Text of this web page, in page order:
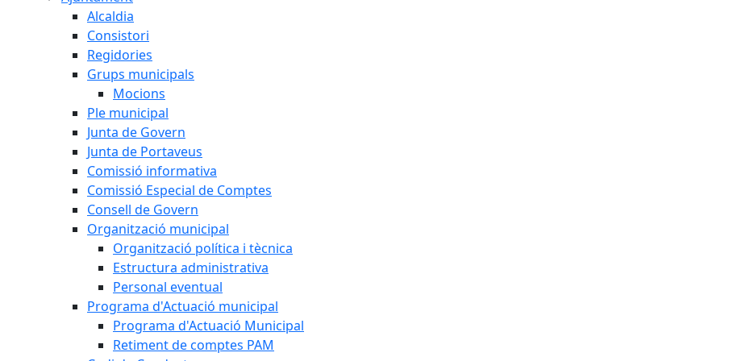
Alcaldia
Consistori
Regidories
Grups municipals
Mocions
Ple municipal
Junta de Govern
Junta de Portaveus
Comissió informativa
Comissió Especial de Comptes
Consell de Govern
Organització municipal
Organització política i tècnica
Estructura administrativa
Personal eventual
Programa d'Actuació municipal
Programa d'Actuació Municipal
Retiment de comptes PAM